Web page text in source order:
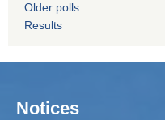
Older polls
Results
Notices